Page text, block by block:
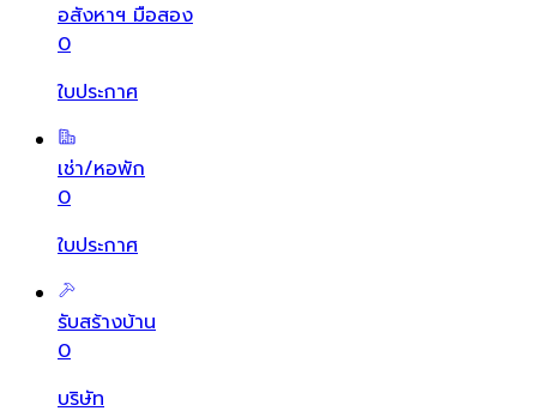
อสังหาฯ มือสอง
0
ใบประกาศ
เช่า/หอพัก
0
ใบประกาศ
รับสร้างบ้าน
0
บริษัท